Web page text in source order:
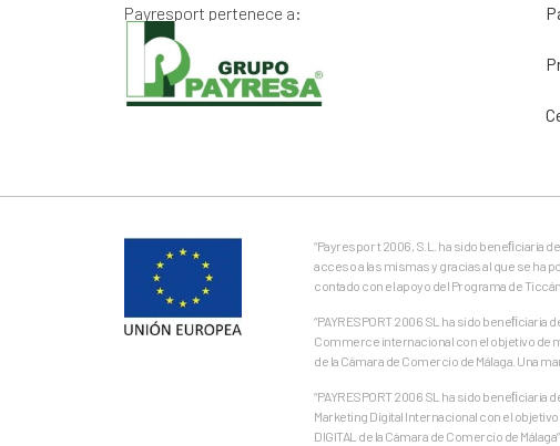
Payresport pertenece a:
“Payrespor t 2006, S.L. ha sido beneﬁciaria
acceso a las mismas y gracias al que se ha
contado con el apoyo del Programa de
“PAYRESPORT 2006 SL ha sido
Commerce internacional con el objetivo de
de la Cámara de Comercio de Málaga. Una
“PAYRESPORT 2006 SL ha sido
Marketing Digital Internacional con el
DIGITAL de la Cámara de Comercio de Málaga”.